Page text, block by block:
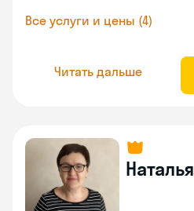
Все услуги и цены (4)
Читать дальше
Наталья